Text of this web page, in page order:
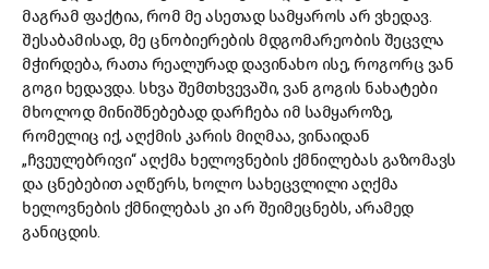
მაგრამ ფაქტია, რომ მე ასეთად სამყაროს არ ვხედავ.
შესაბამისად, მე ცნობიერების მდგომარეობის შეცვლა
მჭირდება, რათა რეალურად დავინახო ისე, როგორც ვან
გოგი ხედავდა. სხვა შემთხვევაში, ვან გოგის ნახატები
მხოლოდ მინიშნებებად დარჩება იმ სამყაროზე,
რომელიც იქ, აღქმის კარის მიღმაა, ვინაიდან
„ჩვეულებრივი“ აღქმა ხელოვნების ქმნილებას გაზომავს
და ცნებებით აღწერს, ხოლო სახეცვლილი აღქმა
ხელოვნების ქმნილებას კი არ შეიმეცნებს, არამედ
განიცდის.